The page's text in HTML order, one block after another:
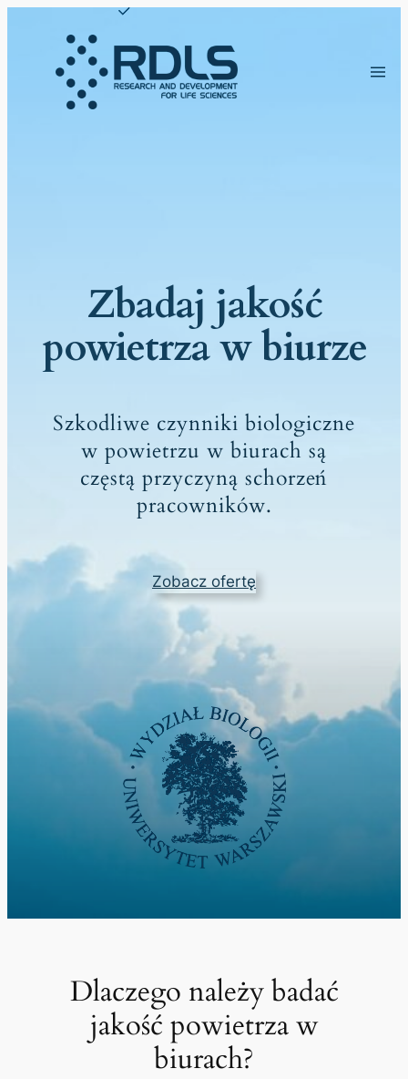
Zbadaj jakość
powietrza w biurze
Szkodliwe czynniki biologiczne
w powietrzu w biurach są
częstą przyczyną schorzeń
pracowników.
Zobacz ofertę
Dlaczego należy badać
jakość powietrza w
biurach?